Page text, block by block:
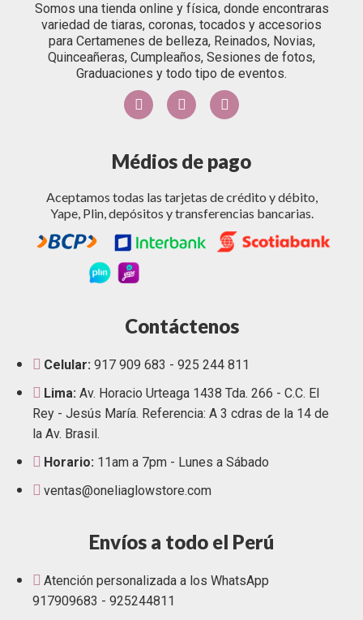
Somos una tienda online y física, donde encontraras
variedad de tiaras, coronas, tocados y accesorios
para Certamenes de belleza, Reinados, Novias,
Quinceañeras, Cumpleaños, Sesiones de fotos,
Graduaciones y todo tipo de eventos.
Médios de pago
Aceptamos todas las tarjetas de crédito y débito,
Yape, Plin, depósitos y transferencias bancarias.
Contáctenos
Celular: 917 909 683 - 925 244 811
Lima: Av. Horacio Urteaga 1438 Tda. 266 - C.C. El
Rey - Jesús María. Referencia: A 3 cdras de la 14 de
la Av. Brasil.
Horario: 11am a 7pm - Lunes a Sábado
ventas@oneliaglowstore.com
Envíos a todo el Perú
Atención personalizada a los WhatsApp
917909683 - 925244811